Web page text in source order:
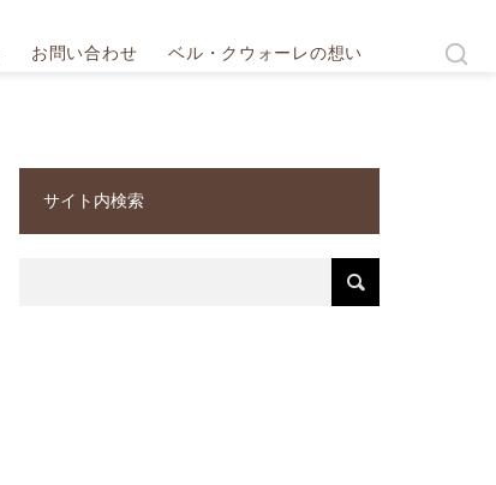
お問い合わせ ベル・クウォーレの想い
サイト内検索